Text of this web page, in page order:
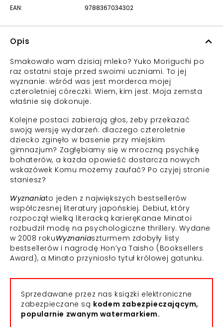
EAN: 9788367034302
Opis
Smakowało wam dzisiaj mleko? Yuko Moriguchi po
raz ostatni staje przed swoimi uczniami. To jej
wyznanie: wśród was jest morderca mojej
czteroletniej córeczki. Wiem, kim jest. Moja zemsta
właśnie się dokonuje.
Kolejne postaci zabierają głos, żeby przekazać
swoją wersję wydarzeń: dlaczego czteroletnie
dziecko zginęło w basenie przy miejskim
gimnazjum? Zagłębiamy się w mroczną psychikę
bohaterów, a każda opowieść dostarcza nowych
wskazówek Komu możemy zaufać? Po czyjej stronie
staniesz?
Wyznaniato jeden z największych bestsellerów
współczesnej literatury japońskiej. Debiut, który
rozpoczął wielką literacką karieręKanae Minatoi
rozbudził modę na psychologiczne thrillery. Wydane
w 2008 rokuWyznaniaszturmem zdobyły listy
bestsellerów i nagrodę Hon’ya Taisho (Booksellers
Award), a Minato przyniosło tytuł królowej gatunku.
Sprzedawane przez nas książki elektroniczne
zabezpieczane są kodem zabezpieczającym,
popularnie zwanym watermarkiem.